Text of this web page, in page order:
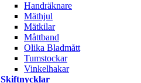
Handräknare
Mäthjul
Mätkilar
Måttband
Olika Bladmått
Tumstockar
Vinkelhakar
Skiftnycklar